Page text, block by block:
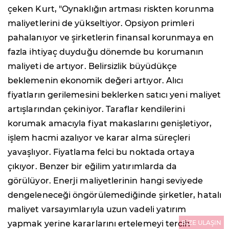
çeken Kurt, "Oynaklığın artması riskten korunma
maliyetlerini de yükseltiyor. Opsiyon primleri
pahalanıyor ve şirketlerin finansal korunmaya en
fazla ihtiyaç duyduğu dönemde bu korumanın
maliyeti de artıyor. Belirsizlik büyüdükçe
beklemenin ekonomik değeri artıyor. Alıcı
fiyatların gerilemesini beklerken satıcı yeni maliyet
artışlarından çekiniyor. Taraflar kendilerini
korumak amacıyla fiyat makaslarını genişletiyor,
işlem hacmi azalıyor ve karar alma süreçleri
yavaşlıyor. Fiyatlama felci bu noktada ortaya
çıkıyor. Benzer bir eğilim yatırımlarda da
görülüyor. Enerji maliyetlerinin hangi seviyede
dengeleneceği öngörülemediğinde şirketler, hatalı
maliyet varsayımlarıyla uzun vadeli yatırım
yapmak yerine kararlarını ertelemeyi tercihBİZE ULAŞIN